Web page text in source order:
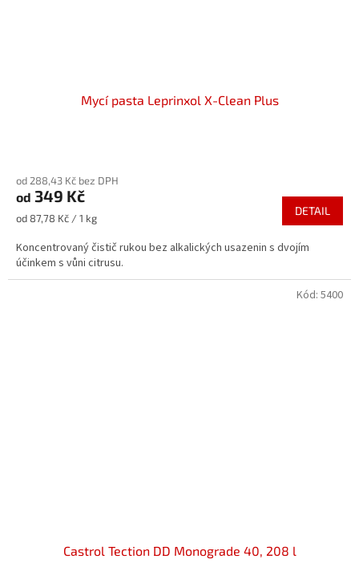
Mycí pasta Leprinxol X-Clean Plus
produktu
je
5,0
z
5
hvězdiček.
od 288,43 Kč bez DPH
od 349 Kč
Měrná
od 87,78 Kč / 1 kg
DETAIL
Koncentrovaný čistič rukou bez alkalických usazenin s dvojím
účinkem s vůni citrusu.
Castrol Tection DD Monograde 40, 208 l
Kód: 5400